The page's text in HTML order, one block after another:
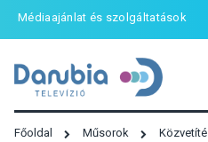
Médiaajánlat és szolgáltatások
Főoldal Műsorok